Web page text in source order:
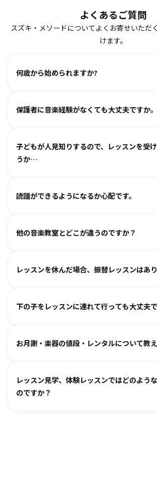
よくあるご質問
スズキ・メソードについてよくお寄せいただ
けます。
何歳から始められますか?
ヴァイオリン、ピアノ、フルート、チェロは
（楽器のレッスンを始める前の0〜3歳児コ
箇所ございます。）
保護者に音楽経験がなくても大丈夫ですか。
基本は個人レッスンで、一人一人に合わせて
す。楽器に触れるのが初めてのお子様・ご家
グループレッスンやイベントなど、楽しくご
る、というお声も多くいただいております。
子どもが人見知りするので、レッスンを受
うか…
各指導者がお子様の個性に合わせて、安心し
ご覧いただき、徐々に慣れていただくのがお
読譜ができるようになるか心配です。
各指導者がお子様の様子を見ながら工夫をし
どを通して楽しみながら自然に読譜に慣れて
他の音楽教室とどこが違うのですか？
言葉を身につけるのと同じように、まずはた
ァルトなどの名曲を弾けるようになります。
レッスンを休んだ場合、振替レッスンはあ
教室ごとに時間割を組んでおりますので、各
オンラインレッスン対応が可能な教室もご
下の子をレッスンに連れて行っても大丈夫
どうぞお連れください。まずはレッスン見学
お月謝・楽器の値段・レンタルについて教
お月謝は教室により異なります。 教室情報
ださい。
レッスン見学、体験レッスンではどのよう
のですか？